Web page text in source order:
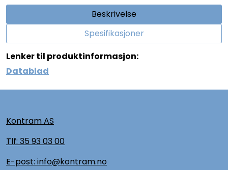
Beskrivelse
Spesifikasjoner
Lenker til produktinformasjon:
Datablad
Kontram AS
Tlf: 35 93 03 00
E-post: info@kontram.no